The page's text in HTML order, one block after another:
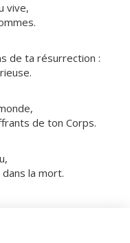
vive,
de ta résurrection :
de ton Corps.
la mort.